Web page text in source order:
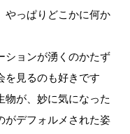
やっぱりどこかに何か
ションが湧くのかたず
見るのも好きです
物が、妙に気になった
がデフォルメされた姿